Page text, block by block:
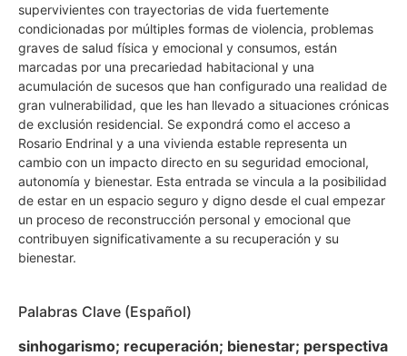
supervivientes con trayectorias de vida fuertemente
condicionadas por múltiples formas de violencia, problemas
graves de salud física y emocional y consumos, están
marcadas por una precariedad habitacional y una
acumulación de sucesos que han configurado una realidad de
gran vulnerabilidad, que les han llevado a situaciones crónicas
de exclusión residencial. Se expondrá como el acceso a
Rosario Endrinal y a una vivienda estable representa un
cambio con un impacto directo en su seguridad emocional,
autonomía y bienestar. Esta entrada se vincula a la posibilidad
de estar en un espacio seguro y digno desde el cual empezar
un proceso de reconstrucción personal y emocional que
contribuyen significativamente a su recuperación y su
bienestar.
Palabras Clave (Español)
sinhogarismo; recuperación; bienestar; perspectiva